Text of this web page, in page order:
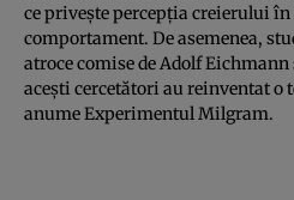
ce priveşte percepţia creierului
comportament. De asemenea,
atroce comise de Adolf
aceşti cercetători au reinventat o
anume Experimentul Milgram.